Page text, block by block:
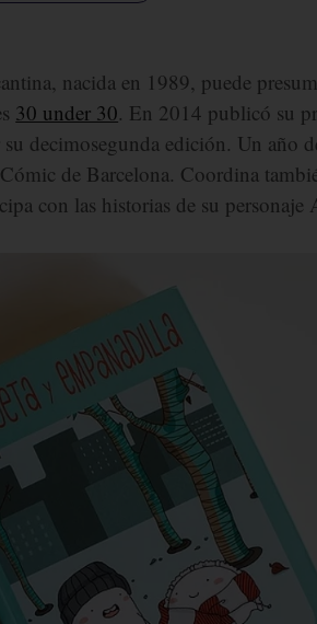
nacida en 1989, puede
30 under 30. En 2014 publicó su
decimosegunda edición. Un año
de Barcelona. Coordina
con las historias de su personaje